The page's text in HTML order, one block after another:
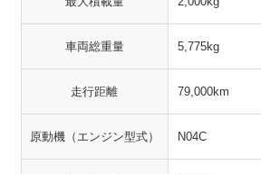
車両総重量 5,775kg
走行距離 79,000km
原動機（エンジン型式） N04C